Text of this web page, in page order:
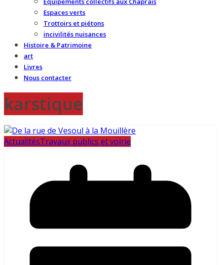
Espaces verts
Trottoirs et piétons
incivilités nuisances
Histoire & Patrimoine
art
Livres
Nous contacter
karstique
ActualitésTravaux publics et voirie